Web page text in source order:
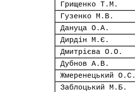
Грищенко Т.М.
Гузенко М.В.
Дануца О.А.
Дирдін М.Є.
Дмитрієва О.О.
Дубнов А.В.
Жмеренецький О.С.
Заблоцький М.Б.